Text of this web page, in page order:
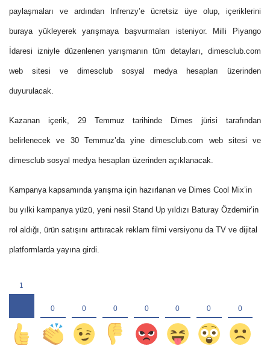
paylaşmaları ve ardından Infrenzy’e ücretsiz üye olup, içeriklerini
buraya yükleyerek yarışmaya başvurmaları isteniyor. Milli Piyango
İdaresi izniyle düzenlenen yarışmanın tüm detayları, dimesclub.com
web sitesi ve dimesclub sosyal medya hesapları üzerinden
duyurulacak.
Kazanan içerik, 29 Temmuz tarihinde Dimes jürisi tarafından
belirlenecek ve 30 Temmuz’da yine dimesclub.com web sitesi ve
dimesclub sosyal medya hesapları üzerinden açıklanacak.
Kampanya kapsamında yarışma için hazırlanan ve Dimes Cool Mix’in
bu yılki kampanya yüzü, yeni nesil Stand Up yıldızı Baturay Özdemir’in
rol aldığı, ürün satışını arttıracak reklam filmi versiyonu da TV ve dijital
platformlarda yayına girdi.